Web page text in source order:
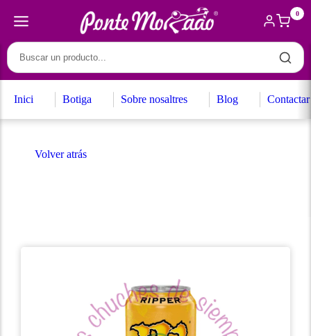
0
Inici Botiga Sobre nosaltres Blog Contactar
Volver atrás